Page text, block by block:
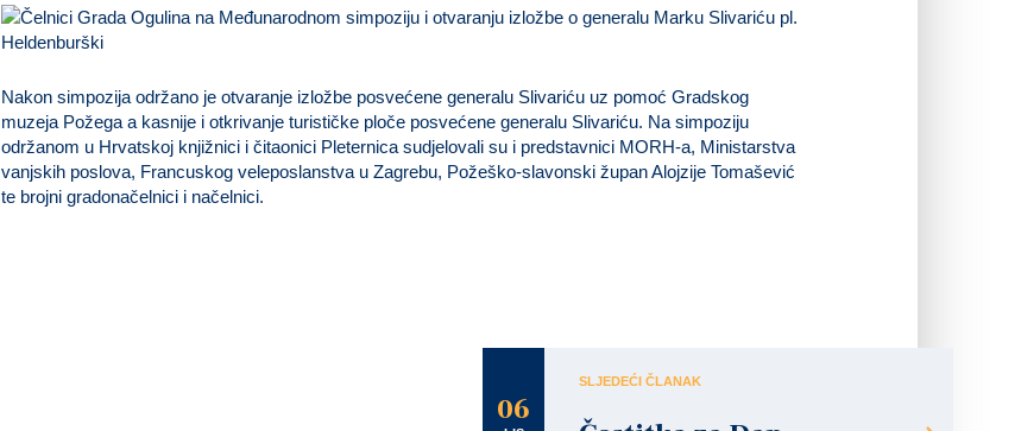
Nakon simpozija održano je otvaranje izložbe posvećene generalu Slivariću uz pomoć Gradskog
muzeja Požega a kasnije i otkrivanje turističke ploče posvećene generalu Slivariću. Na simpoziju
održanom u Hrvatskoj knjižnici i čitaonici Pleternica sudjelovali su i predstavnici MORH-a, Ministarstva
vanjskih poslova, Francuskog veleposlanstva u Zagrebu, Požeško-slavonski župan Alojzije Tomašević
te brojni gradonačelnici i načelnici.
06
SLJEDEĆI ČLANAK